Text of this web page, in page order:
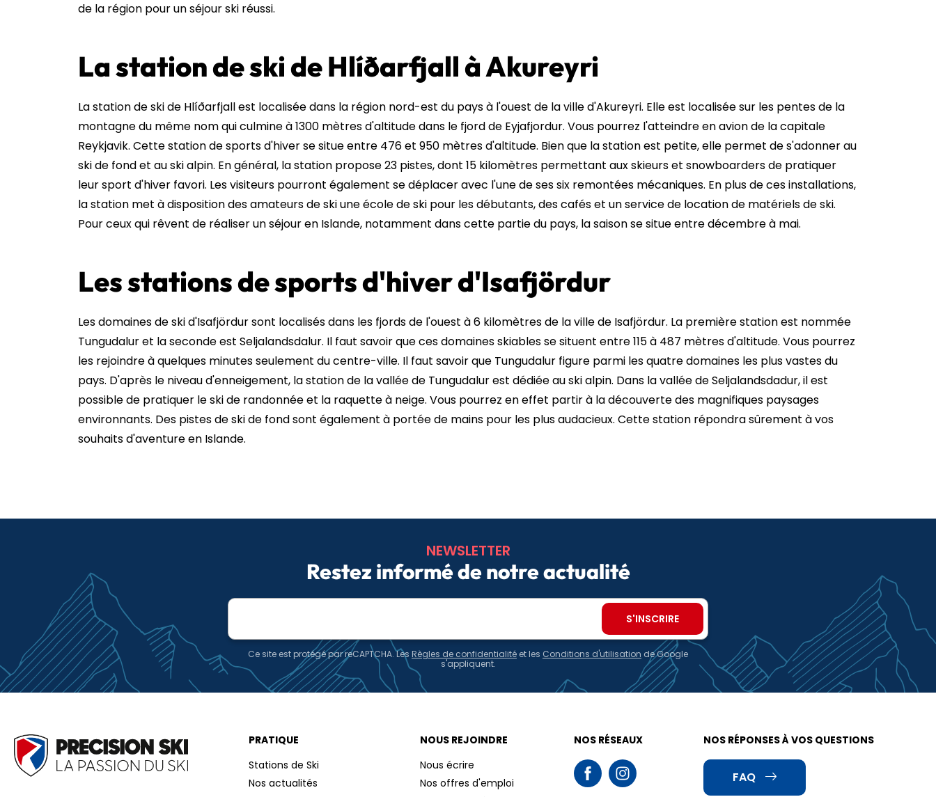
de la région pour un séjour ski réussi.
La station de ski de Hlíðarfjall à Akureyri
La station de ski de Hlíðarfjall est localisée dans la région nord-est du pays à l'ouest de la ville d'Akureyri. Elle est localisée sur les pentes de la
montagne du même nom qui culmine à 1300 mètres d'altitude dans le fjord de Eyjafjordur. Vous pourrez l'atteindre en avion de la capitale
Reykjavik. Cette station de sports d'hiver se situe entre 476 et 950 mètres d'altitude. Bien que la station est petite, elle permet de s'adonner au
ski de fond et au ski alpin. En général, la station propose 23 pistes, dont 15 kilomètres permettant aux skieurs et snowboarders de pratiquer
leur sport d'hiver favori. Les visiteurs pourront également se déplacer avec l'une de ses six remontées mécaniques. En plus de ces installations,
la station met à disposition des amateurs de ski une école de ski pour les débutants, des cafés et un service de location de matériels de ski.
Pour ceux qui rêvent de réaliser un séjour en Islande, notamment dans cette partie du pays, la saison se situe entre décembre à mai.
Les stations de sports d'hiver d'Isafjördur
Les domaines de ski d'Isafjördur sont localisés dans les fjords de l'ouest à 6 kilomètres de la ville de Isafjördur. La première station est nommée
Tungudalur et la seconde est Seljalandsdalur. Il faut savoir que ces domaines skiables se situent entre 115 à 487 mètres d'altitude. Vous pourrez
les rejoindre à quelques minutes seulement du centre-ville. Il faut savoir que Tungudalur figure parmi les quatre domaines les plus vastes du
pays. D'après le niveau d'enneigement, la station de la vallée de Tungudalur est dédiée au ski alpin. Dans la vallée de Seljalandsdadur, il est
possible de pratiquer le ski de randonnée et la raquette à neige. Vous pourrez en effet partir à la découverte des magnifiques paysages
environnants. Des pistes de ski de fond sont également à portée de mains pour les plus audacieux. Cette station répondra sûrement à vos
souhaits d'aventure en Islande.
NEWSLETTER
Restez informé de notre actualité
Adresse
Ce site est protégé par reCAPTCHA. Les Règles de confidentialité et les Conditions d'utilisation de Google
s'appliquent.
PRATIQUE
Stations de Ski
Nos actualités
NOUS REJOINDRE
Nous écrire
Nos offres d'emploi
NOS RÉSEAUX NOS RÉPONSES À VOS QUESTIONS
FAQ